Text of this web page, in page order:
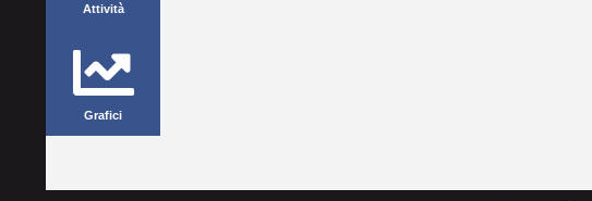
Attività
Grafici